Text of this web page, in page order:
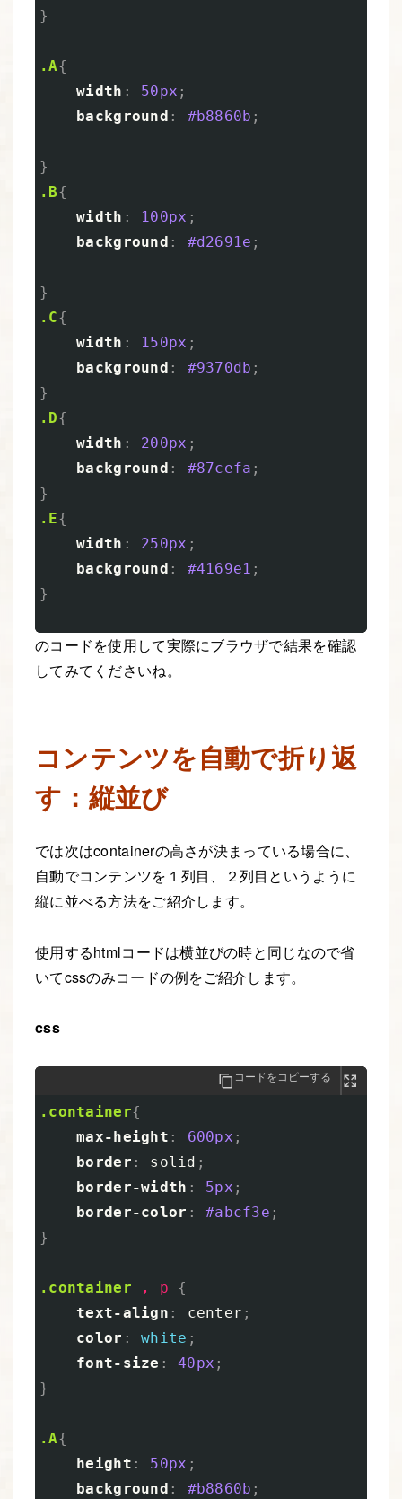
}
.A{
width : 50px ;
background : #b8860b ;
}
.B{
width : 100px ;
background : #d2691e ;
}
.C{
width : 150px ;
background : #9370db ;
}
.D{
width : 200px ;
background : #87cefa ;
}
.E{
width : 250px ;
background : #4169e1 ;
}
のコードを使用して実際にブラウザで結果を確認
してみてくださいね。
コンテンツを自動で折り返
す：縦並び
では次はcontainerの高さが決まっている場合に、
自動でコンテンツを１列目、２列目というように
縦に並べる方法をご紹介します。
使用するhtmlコードは横並びの時と同じなので省
いてcssのみコードの例をご紹介します。
css
コードをコピーする
.container{
max-height : 600px ;
border : solid ;
border-width : 5px ;
border-color : #abcf3e ;
}
.container , p
{
text-align : center ;
color : white ;
font-size : 40px ;
}
.A{
height : 50px ;
background : #b8860b ;